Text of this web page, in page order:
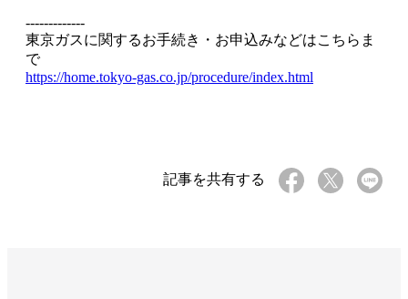
-------------
東京ガスに関するお手続き・お申込みなどはこちらま
で
https://home.tokyo-gas.co.jp/procedure/index.html
記事を共有する